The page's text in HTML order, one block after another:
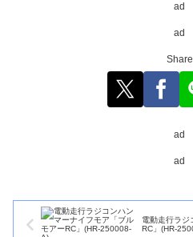
ad
ad
Share
ad
ad
電動走行ラジ
RC」(HR-